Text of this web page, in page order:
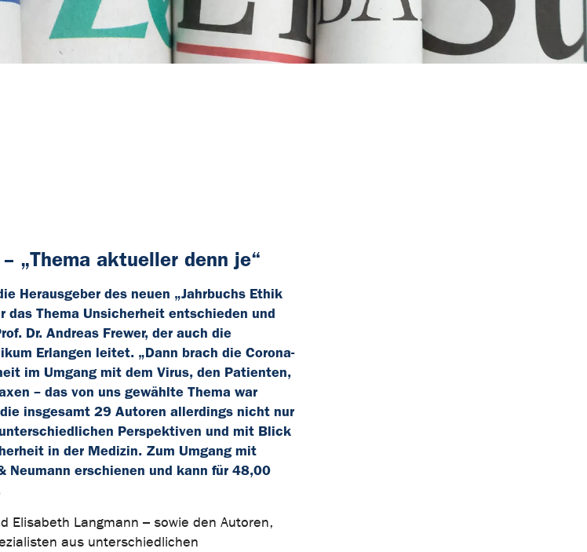
„Thema aktueller denn je“
Herausgeber des neuen „Jahrbuchs Ethik
Thema Unsicherheit entschieden und
Dr. Andreas Frewer, der auch die
Erlangen leitet. „Dann brach die Corona-
im Umgang mit dem Virus, den Patienten,
– das von uns gewählte Thema war
insgesamt 29 Autoren allerdings nicht nur
Perspektiven und mit Blick
in der Medizin. Zum Umgang mit
Neumann erschienen und kann für 48,00
Elisabeth Langmann – sowie den Autoren,
aus unterschiedlichen